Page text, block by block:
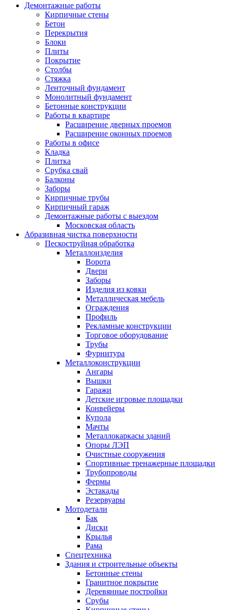
Демонтажные работы
Кирпичные стены
Бетон
Перекрытия
Блоки
Плиты
Покрытие
Столбы
Стяжка
Ленточный фундамент
Монолитный фундамент
Бетонные конструкции
Работы в квартире
Расширение дверных проемов
Расширение оконных проемов
Работы в офисе
Кладка
Плитка
Срубка свай
Балконы
Заборы
Кирпичные трубы
Кирпичный гараж
Демонтажные работы с выездом
Московская область
Абразивная чистка поверхности
Пескоструйная обработка
Металлоизделия
Ворота
Двери
Заборы
Изделия из ковки
Металлическая мебель
Ограждения
Профиль
Рекламные конструкции
Торговое оборудование
Трубы
Фурнитура
Металлоконструкции
Ангары
Вышки
Гаражи
Детские игровые площадки
Конвейеры
Купола
Мачты
Металлокаркасы зданий
Опоры ЛЭП
Очистные сооружения
Спортивные тренажерные площадки
Трубопроводы
Фермы
Эстакады
Резервуары
Мотодетали
Бак
Диски
Крылья
Рама
Спецтехника
Здания и строительные объекты
Бетонные стены
Гранитное покрытие
Деревянные постройки
Срубы